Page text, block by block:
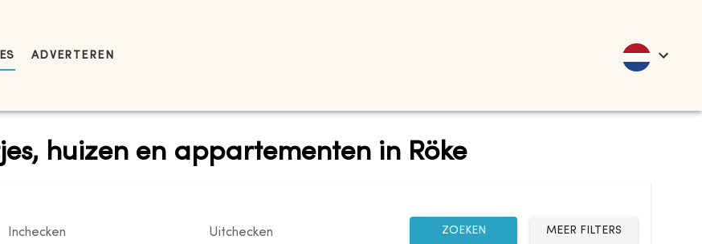
ADVERTEREN
huizen en appartementen in Röke
Inchecken Uitchecken ZOEKEN MEER FILTERS